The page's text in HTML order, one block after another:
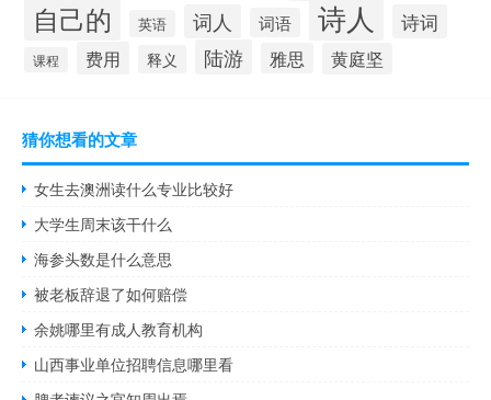
自己的 英语 词人 词语 诗人 诗词
课程 费用 释义 陆游 雅思 黄庭坚
猜你想看的文章
女生去澳洲读什么专业比较好
大学生周末该干什么
海参头数是什么意思
被老板辞退了如何赔偿
余姚哪里有成人教育机构
山西事业单位招聘信息哪里看